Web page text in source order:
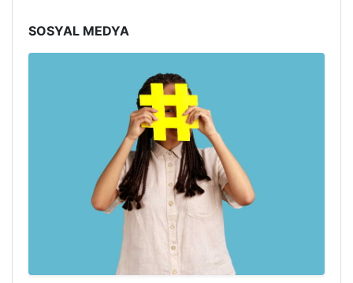
SOSYAL MEDYA